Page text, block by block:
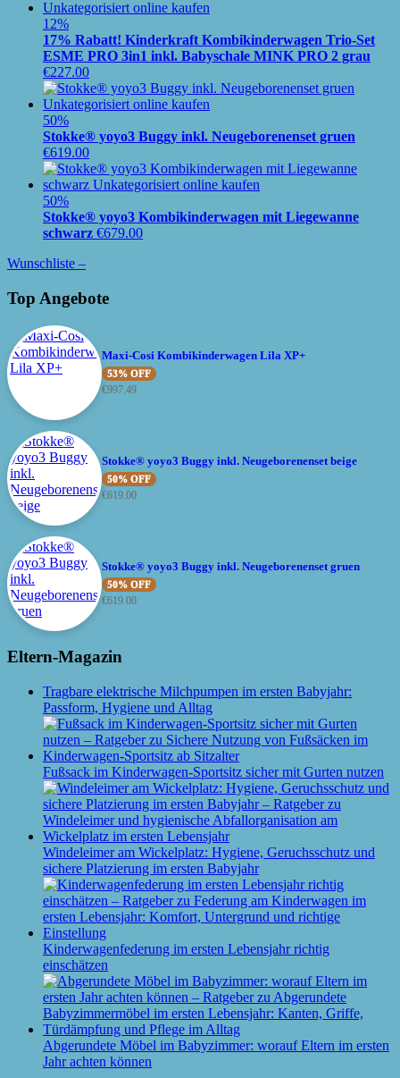
12%
17% Rabatt! Kinderkraft Kombikinderwagen Trio-Set
ESME PRO 3in1 inkl. Babyschale MINK PRO 2 grau
€227.00
50%
Stokke® yoyo3 Buggy inkl. Neugeborenenset gruen
€619.00
50%
Stokke® yoyo3 Kombikinderwagen mit Liegewanne
schwarz €679.00
Wunschliste –
Top Angebote
Maxi-Cosi Kombikinderwagen Lila XP+
53% OFF
€997.49
Stokke® yoyo3 Buggy inkl. Neugeborenenset beige
50% OFF
€619.00
Stokke® yoyo3 Buggy inkl. Neugeborenenset gruen
50% OFF
€619.00
Eltern-Magazin
Tragbare elektrische Milchpumpen im ersten Babyjahr:
Passform, Hygiene und Alltag
Fußsack im Kinderwagen-Sportsitz sicher mit Gurten nutzen
Windeleimer am Wickelplatz: Hygiene, Geruchsschutz und
sichere Platzierung im ersten Babyjahr
Kinderwagenfederung im ersten Lebensjahr richtig
einschätzen
Abgerundete Möbel im Babyzimmer: worauf Eltern im ersten
Jahr achten können